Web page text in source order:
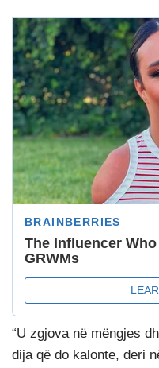
“U zgjova në mëngjes
dija që do kalonte, deri